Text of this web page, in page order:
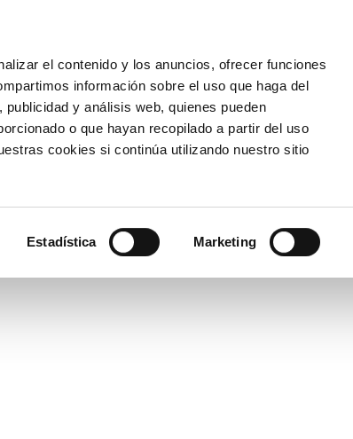
el contenido y los anuncios, ofrecer funciones
información sobre el uso que haga del
y análisis web, quienes pueden
o que hayan recopilado a partir del uso
cookies si continúa utilizando nuestro sitio
Estadística Marketing